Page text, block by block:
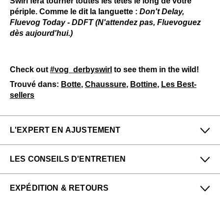
périple. Comme le dit la languette : Don't Delay,
Fluevog Today - DDFT (N'attendez pas, Fluevoguez
dès aujourd'hui.)
Check out #vog_derbyswirl to see them in the wild!
Trouvé dans: Botte, Chaussure, Bottine, Les Best-
sellers
L'EXPERT EN AJUSTEMENT
Denny de notre boutique San Francisco (Haight) dit :
LES CONSEILS D'ENTRETIEN
qui suitrégulièrement:
EXPÉDITION & RETOURS